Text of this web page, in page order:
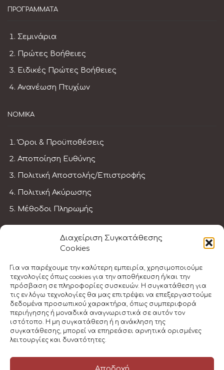
Διαχείριση Συγκατάθεσης
Cookies
Για να παρέχουμε την καλύτερη εμπειρία, χρησιμοποιούμε
τεχνολογίες όπως cookies για την αποθήκευση ή/και την
πρόσβαση σε πληροφορίες συσκευών. Η συγκατάθεση για
τις εν λόγω τεχνολογίες θα μας επιτρέψει να επεξεργαστούμε
δεδομένα προσωπικού χαρακτήρα, όπως συμπεριφορά
περιήγησης ή μοναδικά αναγνωριστικά σε αυτόν τον
ιστότοπο. Η μη συγκατάθεση ή η ανάκληση της
συγκατάθεσης, μπορεί να επηρεάσει αρνητικά ορισμένες
λειτουργίες και δυνατότητες.
Αποδοχή
ΠΡΟΓΡΆΜΜΑΤΑ
Σεμινάρια
Πρώτες Βοήθειες
Ειδικές Πρώτες Βοήθειες
Ανανέωση Πτυχίων
ΝΟΜΙΚΆ
Όροι & Προϋποθέσεις
Αποποίηση Ευθύνης
Πολιτική Αποστολής/Επιστροφής
Πολιτική Ακύρωσης
Μέθοδοι Πληρωμής
ΓΊΝΕ ΕΚΠΑΙΔΕΥΤΉΣ
Πρώτες Βοήθειες
Πρώτες Βοηθείες για Παιδία
Πρώτες Βοήθειες στην Εργασία
Μετεγραφή Εκπαιδευτή
© 2023 Athens First Aid Training | All Rights